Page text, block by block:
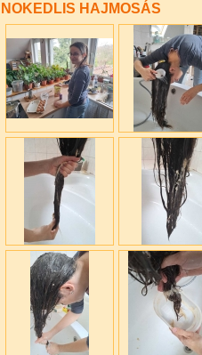
NOKEDLIS HAJMOSÁS